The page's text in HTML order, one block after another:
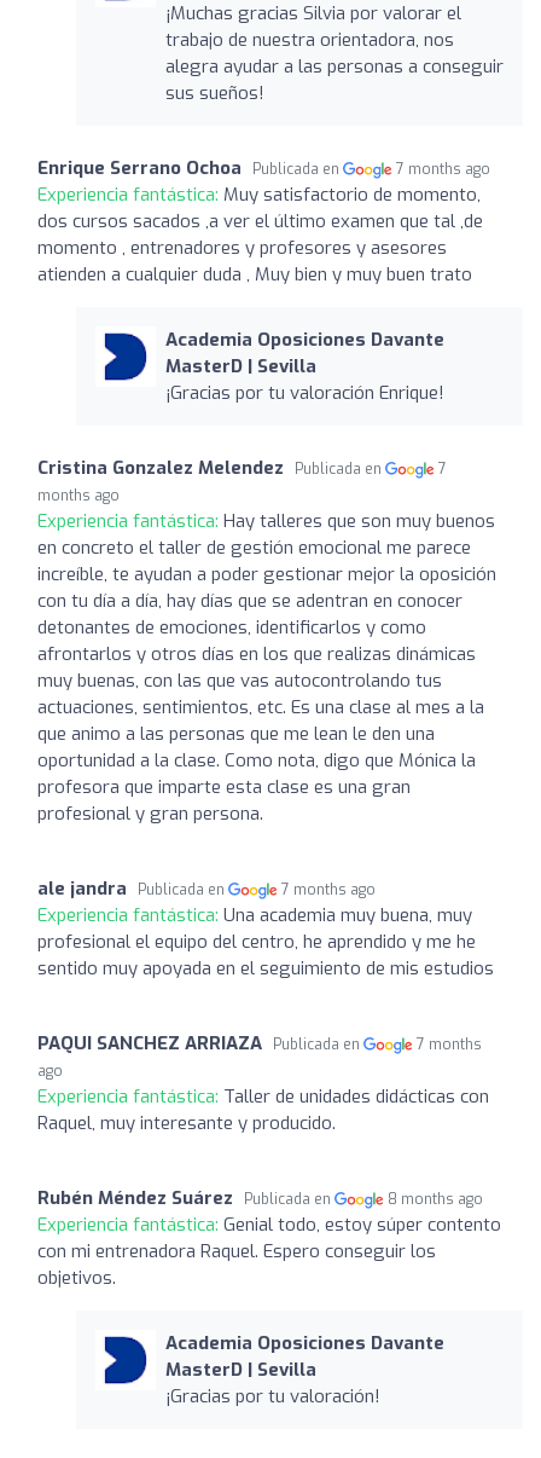
¡Muchas gracias Silvia por valorar el
trabajo de nuestra orientadora, nos
alegra ayudar a las personas a conseguir
sus sueños!
Enrique Serrano Ochoa Publicada en 7 months ago
Experiencia fantástica: Muy satisfactorio de momento,
dos cursos sacados ,a ver el último examen que tal ,de
momento , entrenadores y profesores y asesores
atienden a cualquier duda , Muy bien y muy buen trato
Academia Oposiciones Davante
MasterD | Sevilla
¡Gracias por tu valoración Enrique!
Cristina Gonzalez Melendez Publicada en
7
months ago
Experiencia fantástica: Hay talleres que son muy buenos
en concreto el taller de gestión emocional me parece
increíble, te ayudan a poder gestionar mejor la oposición
con tu día a día, hay días que se adentran en conocer
detonantes de emociones, identificarlos y como
afrontarlos y otros días en los que realizas dinámicas
muy buenas, con las que vas autocontrolando tus
actuaciones, sentimientos, etc. Es una clase al mes a la
que animo a las personas que me lean le den una
oportunidad a la clase. Como nota, digo que Mónica la
profesora que imparte esta clase es una gran
profesional y gran persona.
ale jandra Publicada en 7 months ago
Experiencia fantástica: Una academia muy buena, muy
profesional el equipo del centro, he aprendido y me he
sentido muy apoyada en el seguimiento de mis estudios
PAQUI SANCHEZ ARRIAZA Publicada en
7 months
ago
Experiencia fantástica: Taller de unidades didácticas con
Raquel, muy interesante y producido.
Rubén Méndez Suárez Publicada en 8 months ago
Experiencia fantástica: Genial todo, estoy súper contento
con mi entrenadora Raquel. Espero conseguir los
objetivos.
Academia Oposiciones Davante
MasterD | Sevilla
¡Gracias por tu valoración!